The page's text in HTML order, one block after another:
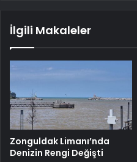
İlgili Makaleler
Zonguldak Limanı’nda
Denizin Rengi Değişti